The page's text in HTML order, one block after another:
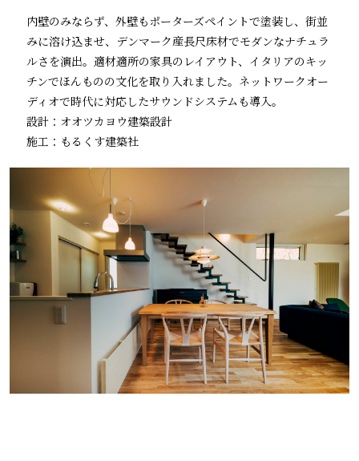
内壁のみならず、外壁もポーターズペイントで塗装し、街並
みに溶け込ませ、デンマーク産長尺床材でモダンなナチュラ
ルさを演出。適材適所の家具のレイアウト、イタリアのキッ
チンでほんものの文化を取り入れました。ネットワークオー
ディオで時代に対応したサウンドシステムも導入。
設計：オオツカヨウ建築設計
施工：もるくす建築社